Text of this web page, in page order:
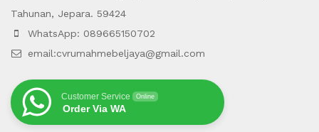
Tahunan, Jepara. 59424
WhatsApp: 089665150702
email:cvrumahmebeljaya@gmail.com
Customer Service Online
Order Via WA